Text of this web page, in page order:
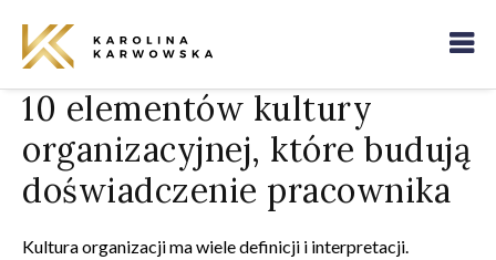
10 elementów kultury
organizacyjnej, które budują
doświadczenie pracownika
Kultura organizacji ma wiele definicji i interpretacji.